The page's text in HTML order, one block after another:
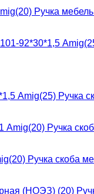
Ручка
Ручка
Ручка
Ручка скоба